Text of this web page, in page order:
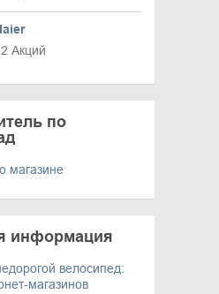
Акций
по
магазине
информация
велосипед:
магазинов